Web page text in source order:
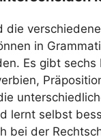
die
in
Es gibt
lernt selbst
bei der